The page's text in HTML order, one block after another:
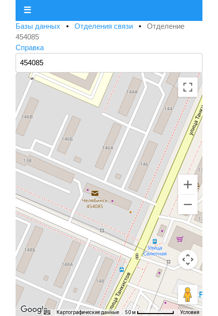
☰
Базы данных • Отделения связи • Отделение
454085
Справка
Картографические данные 50 м Условия